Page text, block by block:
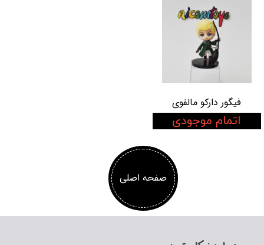
فیگور دارکو مالفوی
اتمام موجودی
صفحه اصلی